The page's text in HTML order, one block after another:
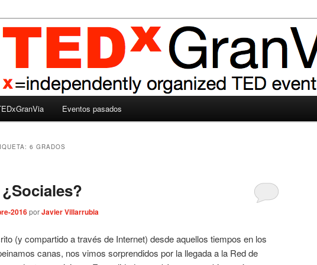
Spain
Eventos pasados
6 GRADOS
2016porJavier Villarrubia
(y compartido a través de Internet) desde aquellos tiempos en los
canas, nos vimos sorprendidos por la llegada a la Red de